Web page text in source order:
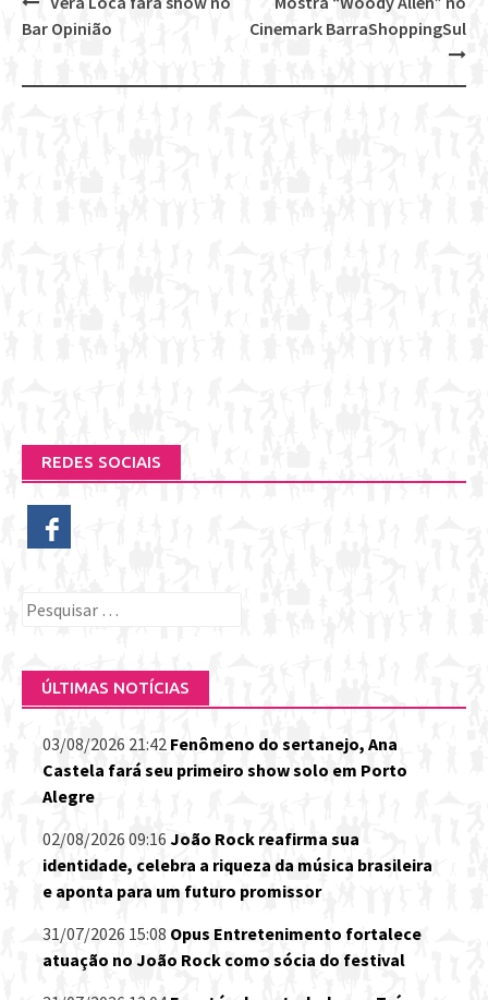
Post
Cinemark BarraShoppingSul
Bar Opinião
REDES SOCIAIS
Pesquisar
ÚLTIMAS NOTÍCIAS
03/08/2026 21:42 Fenômeno do sertanejo, Ana
Castela fará seu primeiro show solo em Porto
Alegre
02/08/2026 09:16 João Rock reafirma sua
identidade, celebra a riqueza da música brasileira
e aponta para um futuro promissor
31/07/2026 15:08 Opus Entretenimento fortalece
atuação no João Rock como sócia do festival